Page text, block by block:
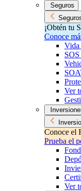
Seguros
¡Obtén tu
Conoce
Vida
Ver
Conoce el
Prueba el
Ver